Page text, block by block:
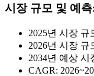
시장 규모 및 예
2025년 시장 규
2026년 시장 규
2034년 예상 시
CAGR: